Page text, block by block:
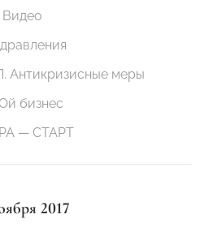
Видео
Антикризисные меры
бизнес
— СТАРТ
2017